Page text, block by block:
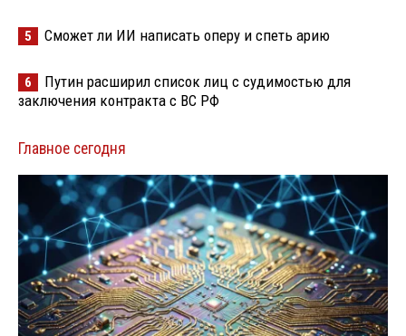
5 Сможет ли ИИ написать оперу и спеть арию
6
Путин расширил список лиц с судимостью для
заключения контракта с ВС РФ
Главное сегодня